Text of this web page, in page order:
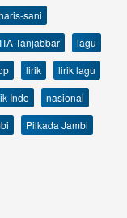
sani
Tanjabbar
lagu
lirik
lirik lagu
Indo
nasional
Pilkada Jambi